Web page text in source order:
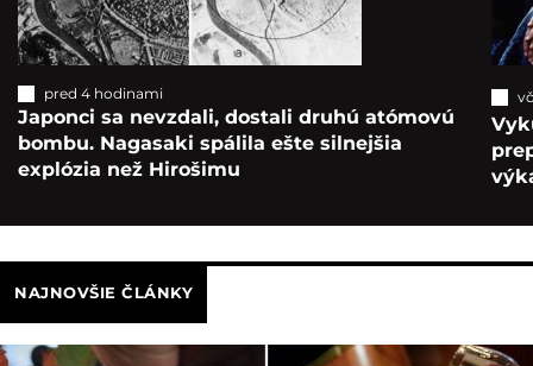
pred 4 hodinami
Japonci sa nevzdali, dostali druhú atómovú
bombu. Nagasaki spálila ešte silnejšia
explózia než Hirošimu
NAJNOVŠIE ČLÁNKY